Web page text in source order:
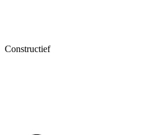
Constructief